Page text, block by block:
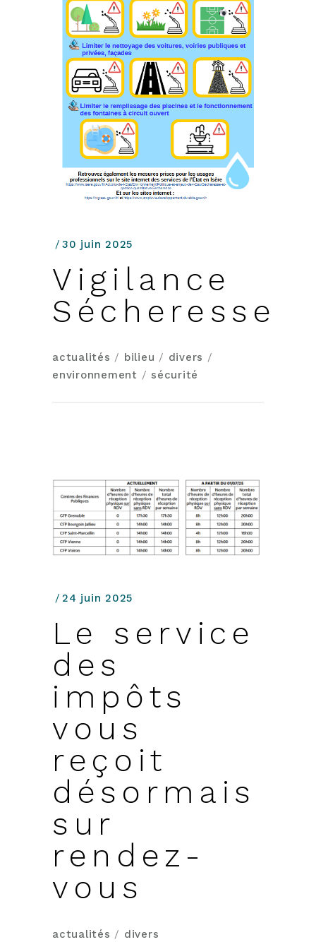
30 juin 2025
Vigilance
Sécheresse
actualités / bilieu / divers /
environnement / sécurité
24 juin 2025
Le service
des
impôts
vous
reçoit
désormais
sur
rendez-
vous
actualités / divers